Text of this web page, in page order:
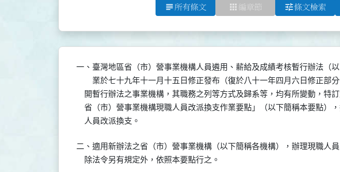
subject 所有條文 apps 編章節 tune條文檢索
一、臺灣地區省（市）營事業機構人員遴用、薪給及成績考核暫行辦法（以
業於七十九年十一月十五日修正發布（復於八十一年四月六日修正部分
開暫行辦法之事業機構，其職務之列等方式及歸系等，均有所變動，特
省（市）營事業機構現職人員改派換支作業要點」（以下簡稱本要點）
    人員改派換支。
二、適用新辦法之省（市）營事業機構（以下簡稱各機構），辦理現職人員
    除法令另有規定外，依照本要點行之。